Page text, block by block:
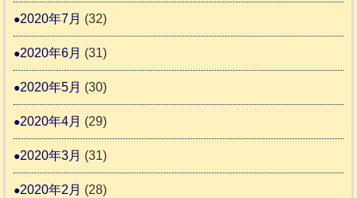
2020年7月 (32)
2020年6月 (31)
2020年5月 (30)
2020年4月 (29)
2020年3月 (31)
2020年2月 (28)